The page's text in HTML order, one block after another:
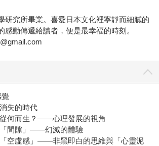
研究所畢業。喜愛日本文化裡寧靜而細膩的
感動傳遞給讀者，便是最幸福的時刻。
覺
失的時代
何而生？——心理發展的視角
間隙」——幻滅的體驗
空虛感」——非黑即白的思維與「心靈泥